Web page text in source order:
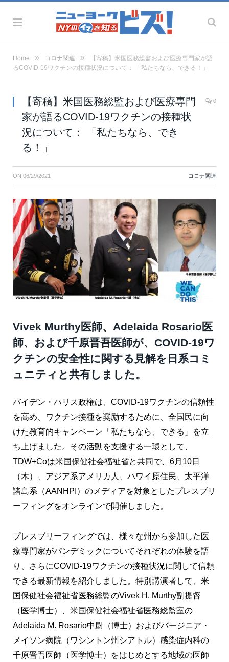
Home » コロナ関連 »
【寄稿】米国医務総監および医療専門家が語
るCOVID-19ワクチンの接種状況について： 「私たちなら、できる！」
【寄稿】米国医務総監および医療専門
家が語るCOVID-19ワクチンの接種状
況について： 「私たちなら、でき
る！」
0
ON 06/29/2021 コロナ関連
Vivek Murthy医師、Adelaida Rosario医
師、および千原晋吾医師が、COVID-19ワ
クチンの安全性に関する見解を日系コミ
ュニティと共有しました。
バイデン・ハリス政権は、COVID-19ワクチンの信頼性
を高め、ワクチン接種を奨励するために、全国民に向
けた教育的キャンペーン「私たちなら、できる」を立
ち上げました。その活動を支援する一環として、
TDW+Coは米国保健社会福祉省と共同で、6月10日
（木）、アジア系アメリカ人、ハワイ原住民、太平洋
諸島系（AANHPI）のメディアを対象としたプレスブリ
ーフィングをオンラインで開催しました。
プレスブリーフィングでは、様々な州から参加した医
療専門家がパンデミックについてそれぞれの体験を語
り、さらにCOVID-19ワクチンの接種状況に関して信頼
できる最新情報を紹介しました。特別講演者して、米
国保健社会福祉省医務総監のVivek H. Murthy副提督
（医学博士）、米国保健社会福祉省医務総監室の
Adelaida M. Rosario中尉（博士）およびバージニア・
メイソン病院（ワシントン州シアトル）感染症内科の
千原晋吾医師（医学博士）をはじめとする地域の医師